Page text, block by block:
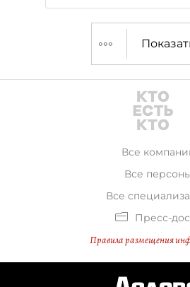
Все
Все
Все
Пресс-
Правила размещения